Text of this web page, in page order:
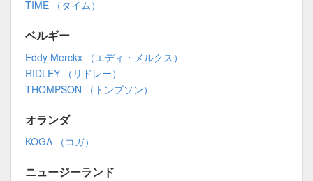
TIME （タイム）
ベルギー
Eddy Merckx （エディ・メルクス）
RIDLEY （リドレー）
THOMPSON （トンプソン）
オランダ
KOGA （コガ）
ニュージーランド